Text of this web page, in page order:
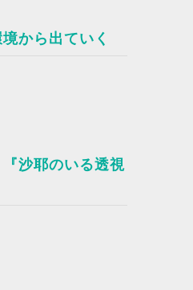
から出ていく
『沙耶のいる透視